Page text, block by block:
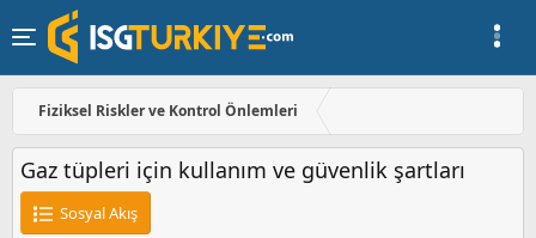
Fiziksel Riskler ve Kontrol Önlemleri
Gaz tüpleri için kullanım ve güvenlik şartları
Sosyal Akış